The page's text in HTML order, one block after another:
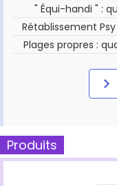
" Équi-handi " :
Rétablissement
Plages propres :
Produits